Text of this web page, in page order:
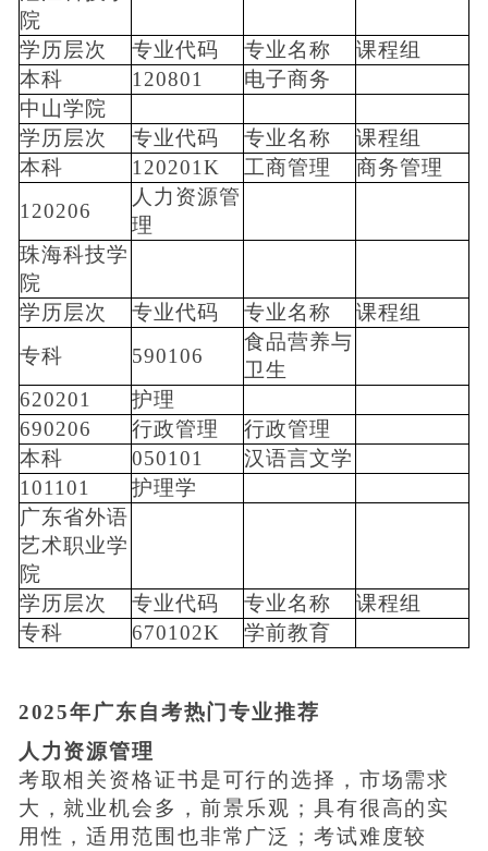
院
学历层次
专业代码 专业名称
课程组
本科
120801
电子商务
中山学院
学历层次
专业代码 专业名称
课程组
本科
120201K 工商管理
商务管理
120206
人力资源管
理
珠海科技学
院
学历层次
专业代码 专业名称
课程组
专科
590106
食品营养与
卫生
620201
护理
690206
行政管理
行政管理
本科
050101
汉语言文学
101101
护理学
广东省外语
艺术职业学
院
学历层次
专业代码 专业名称
课程组
专科
670102K 学前教育
2025年广东自考热门专业推荐
人力资源管理
考取相关资格证书是可行的选择，市场需求
大，就业机会多，前景乐观；具有很高的实
用性，适用范围也非常广泛；考试难度较